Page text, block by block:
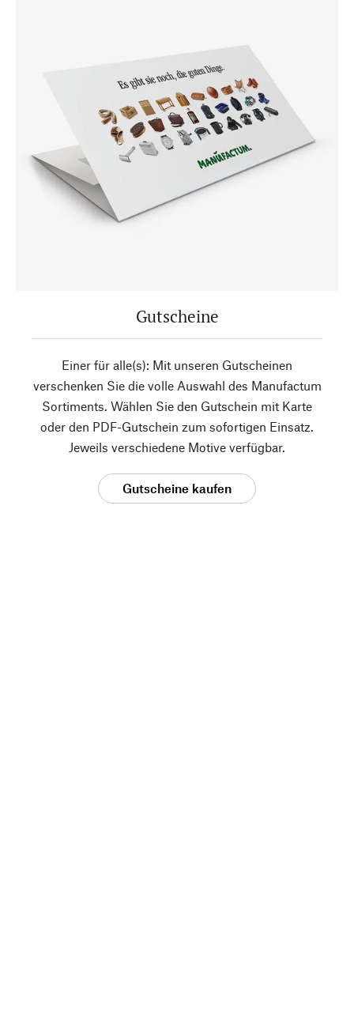
Gutscheine
Einer für alle(s): Mit unseren Gutscheinen
verschenken Sie die volle Auswahl des Manufactum
Sortiments. Wählen Sie den Gutschein mit Karte
oder den PDF-Gutschein zum sofortigen Einsatz.
Jeweils verschiedene Motive verfügbar.
Gutscheine kaufen